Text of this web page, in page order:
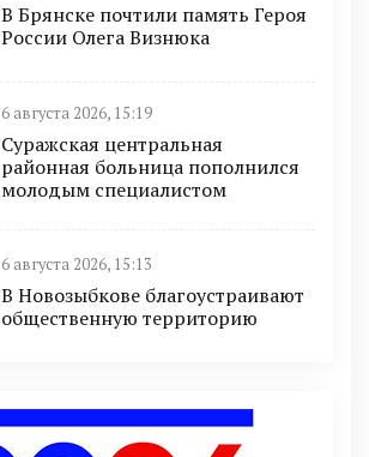
В Брянске почтили память Героя
России Олега Визнюка
6 августа 2026, 15:19
Суражская центральная
районная больница пополнился
молодым специалистом
6 августа 2026, 15:13
В Новозыбкове благоустраивают
общественную территорию